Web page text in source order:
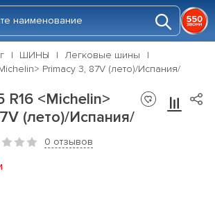
ШИНЫ
Легковые шины
Primacy 3, 87V (лето)/Испания/
<Michelin>
(лето)/Испания/
0 отзывов